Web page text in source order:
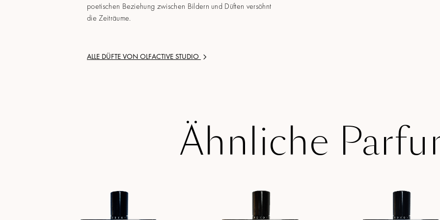
poetischen Beziehung zwischen Bildern und Düften versöhnt
die Zeiträume.
ALLE DÜFTE VON OLFACTIVE STUDIO
Ähnliche